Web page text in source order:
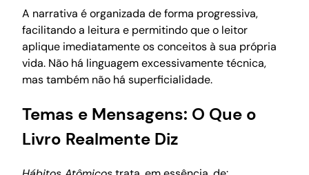
A narrativa é organizada de forma progressiva,
facilitando a leitura e permitindo que o leitor
aplique imediatamente os conceitos à sua própria
vida. Não há linguagem excessivamente técnica,
mas também não há superficialidade.
Temas e Mensagens: O Que o
Livro Realmente Diz